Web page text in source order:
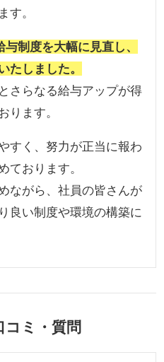
す。
制度を大幅に見直し、
たしました。
さらなる給与アップが得
ります。
すく、努力が正当に報わ
ております。
ながら、社員の皆さんが
良い制度や環境の構築に
コミ・質問